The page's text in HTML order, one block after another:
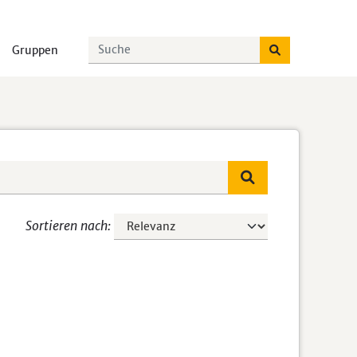
Gruppen
Sortieren nach